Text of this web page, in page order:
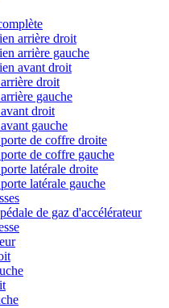
arrière droit
arrière gauche
avant droit
droit
gauche
droit
gauche
de coffre droite
de coffre gauche
latérale droite
latérale gauche
de gaz d'accélérateur